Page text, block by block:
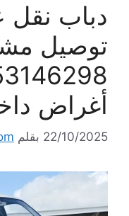
دباب
توصيل
أغراض
22/10/2025 بقلم